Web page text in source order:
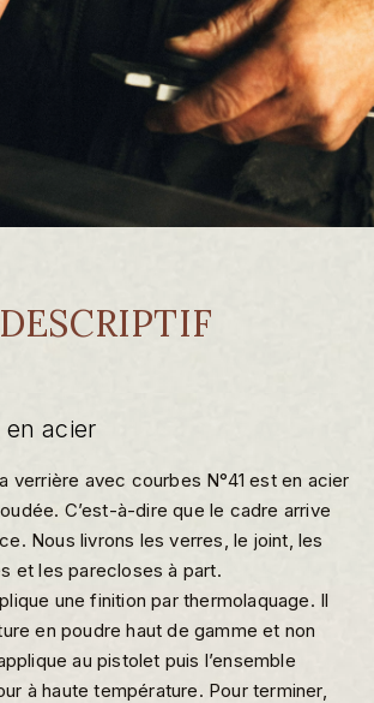
DESCRIPTIF
en acier
verrière avec courbes N°41 est en acier
C’est-à-dire que le cadre arrive
Nous livrons les verres, le joint, les
et les parecloses à part.
une finition par thermolaquage. Il
en poudre haut de gamme et non
au pistolet puis l’ensemble
à haute température. Pour terminer,